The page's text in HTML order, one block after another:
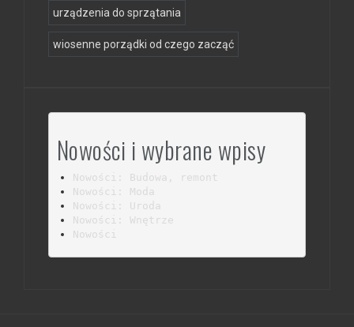
urządzenia do sprzątania
wiosenne porządki od czego zacząć
Nowości i wybrane wpisy
Nowości: Budowa, remont
Nowości: Moda
Nowości: Uroda
Nowości: Wnętrze
Nowości